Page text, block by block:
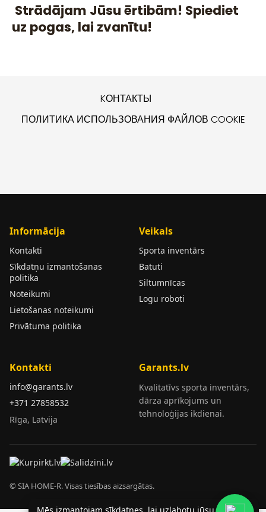
Strādājam Jūsu ērtibām! Spiediet
uz pogas, lai zvanītu!
KОНТАКТЫ
ПОЛИТИКА ИСПОЛЬЗОВАНИЯ ФАЙЛОВ COOKIE
Informācija
Kontakti
Sīkdatņu izmantošanas
politika
Noteikumi
Lietošanas noteikumi
Privātuma politika
Veikals
Sporta inventārs
Batuti
Siltumnīcas
Logu roboti
Kontakti
info@garants.lv
+371 27858532
Rīga, Latvija
Garants.lv
Kvalitatīvs sporta inventārs,
dārza aprīkojums un
tehnoloģijas ikdienai.
© SIA HOME-R. Visas tiesības aizsargātas.